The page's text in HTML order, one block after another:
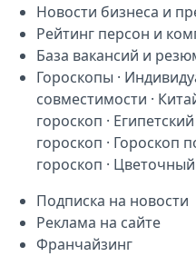
Новости бизнеса и
Рейтинг персон и
База вакансий и
Гороскопы ·
совместимости ·
гороскоп ·
гороскоп · Гороскоп
гороскоп ·
Подписка на новости
Реклама на сайте
Франчайзинг